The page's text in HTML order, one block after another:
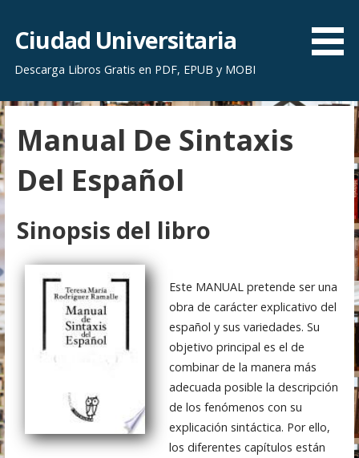
r
a
l
c
o
n
e
n
i
d
o
Ciudad Universitaria
Descarga Libros Gratis en PDF, EPUB y MOBI
Manual De Sintaxis
Del Español
Sinopsis del libro
Este MANUAL pretende ser una
obra de carácter explicativo del
español y sus variedades. Su
objetivo principal es el de
combinar de la manera más
adecuada posible la descripción
de los fenómenos con su
explicación sintáctica. Por ello,
los diferentes capítulos están